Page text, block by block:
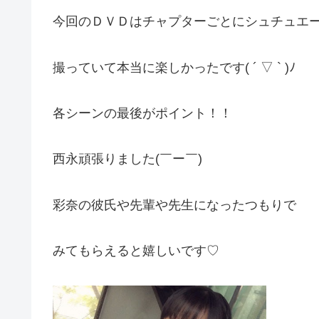
今回のＤＶＤはチャプターごとにシュチュエ
撮っていて本当に楽しかったです( ´ ▽ ` )ﾉ
各シーンの最後がポイント！！
西永頑張りました(￣ー￣)
彩奈の彼氏や先輩や先生になったつもりで
みてもらえると嬉しいです♡